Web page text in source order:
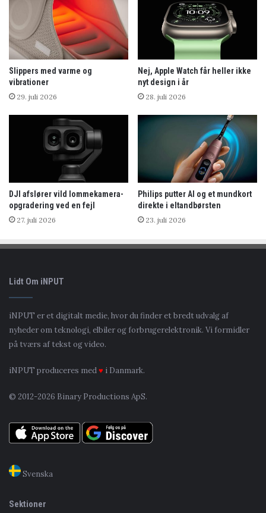
Slippers med varme og
vibrationer
29. juli 2026
Nej, Apple Watch får heller ikke
nyt design i år
28. juli 2026
DJI afslører vild lommekamera-
opgradering ved en fejl
27. juli 2026
Philips putter AI og et mundkort
direkte i eltandbørsten
23. juli 2026
Lidt Om iNPUT
iNPUT er et digitalt medie, hvor du finder et bredt udvalg af
nyheder om teknologi, elbiler og forbrugerelektronik. Vi formidler
på tværs af tekst og video.
iNPUT produceres med♥ i Danmark.
© 2012-2026 Binary Productions ApS.
Svenska
Sektioner